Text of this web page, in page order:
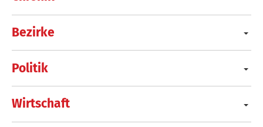
Bezirke
Politik
Wirtschaft